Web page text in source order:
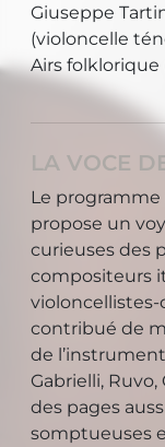
Giuseppe
(violoncelle
Airs folklorique
LA VOCE
Le
propose un
curieuses des
compositeurs
contribué de
de
Gabrielli,
des pages
somptueuses